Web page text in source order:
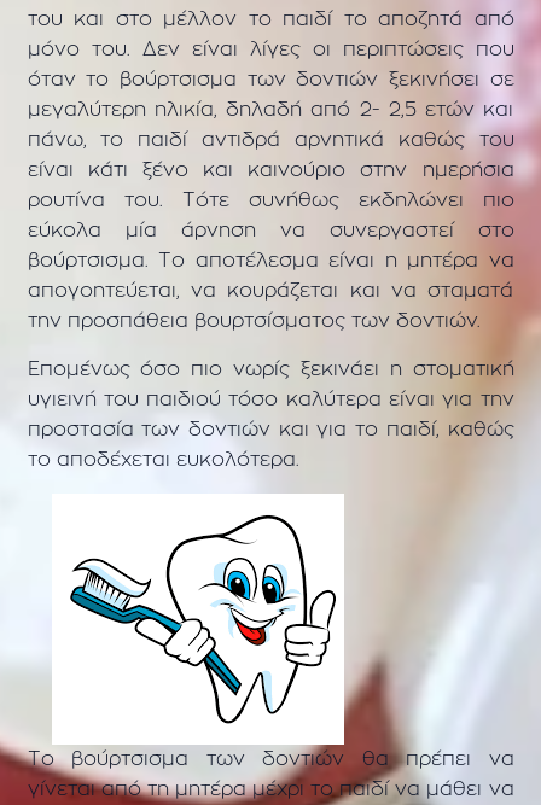
του και στο μέλλον το παιδί το αποζητά από
μόνο του. Δεν είναι λίγες οι περιπτώσεις που
όταν το βούρτσισμα των δοντιών ξεκινήσει σε
μεγαλύτερη ηλικία, δηλαδή από 2- 2,5 ετών και
πάνω, το παιδί αντιδρά αρνητικά καθώς του
είναι κάτι ξένο και καινούριο στην ημερήσια
ρουτίνα του. Τότε συνήθως εκδηλώνει πιο
εύκολα μία άρνηση να συνεργαστεί στο
βούρτσισμα. Το αποτέλεσμα είναι η μητέρα να
απογοητεύεται, να κουράζεται και να σταματά
την προσπάθεια βουρτσίσματος των δοντιών.
Επομένως όσο πιο νωρίς ξεκινάει η στοματική
υγιεινή του παιδιού τόσο καλύτερα είναι για την
προστασία των δοντιών και για το παιδί, καθώς
το αποδέχεται ευκολότερα.
Το βούρτσισμα των δοντιών θα πρέπει να
γίνεται από τη μητέρα μέχρι το παιδί να μάθει να